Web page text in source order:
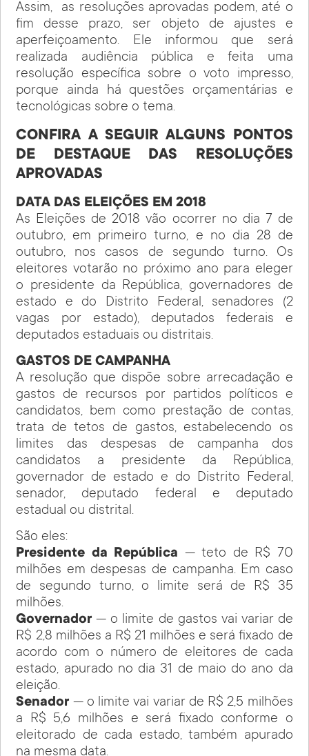
Assim, as resoluções aprovadas podem, até o
fim desse prazo, ser objeto de ajustes e
aperfeiçoamento. Ele informou que será
realizada audiência pública e feita uma
resolução específica sobre o voto impresso,
porque ainda há questões orçamentárias e
tecnológicas sobre o tema.
CONFIRA A SEGUIR ALGUNS PONTOS
DE DESTAQUE DAS RESOLUÇÕES
APROVADAS
DATA DAS ELEIÇÕES EM 2018
As Eleições de 2018 vão ocorrer no dia 7 de
outubro, em primeiro turno, e no dia 28 de
outubro, nos casos de segundo turno. Os
eleitores votarão no próximo ano para eleger
o presidente da República, governadores de
estado e do Distrito Federal, senadores (2
vagas por estado), deputados federais e
deputados estaduais ou distritais.
GASTOS DE CAMPANHA
A resolução que dispõe sobre arrecadação e
gastos de recursos por partidos políticos e
candidatos, bem como prestação de contas,
trata de tetos de gastos, estabelecendo os
limites das despesas de campanha dos
candidatos a presidente da República,
governador de estado e do Distrito Federal,
senador, deputado federal e deputado
estadual ou distrital.
São eles:
Presidente da República — teto de R$ 70
milhões em despesas de campanha. Em caso
de segundo turno, o limite será de R$ 35
milhões.
Governador — o limite de gastos vai variar de
R$ 2,8 milhões a R$ 21 milhões e será fixado de
acordo com o número de eleitores de cada
estado, apurado no dia 31 de maio do ano da
eleição.
Senador — o limite vai variar de R$ 2,5 milhões
a R$ 5,6 milhões e será fixado conforme o
eleitorado de cada estado, também apurado
na mesma data.